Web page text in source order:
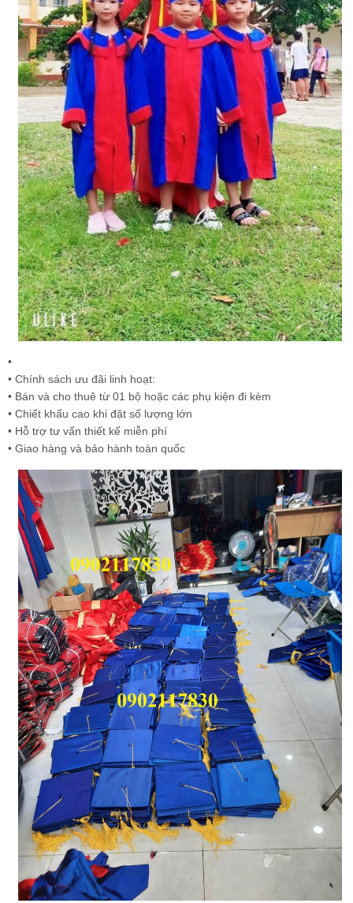
•
• Chính sách ưu đãi linh hoạt:
• Bán và cho thuê từ 01 bộ hoặc các phụ kiện đi kèm
• Chiết khấu cao khi đặt số lượng lớn
• Hỗ trợ tư vấn thiết kế miễn phí
• Giao hàng và bảo hành toàn quốc